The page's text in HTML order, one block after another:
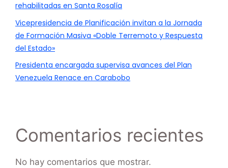
rehabilitadas en Santa Rosalía
Vicepresidencia de Planificación invitan a la Jornada
de Formación Masiva «Doble Terremoto y Respuesta
del Estado»
Presidenta encargada supervisa avances del Plan
Venezuela Renace en Carabobo
Comentarios recientes
No hay comentarios que mostrar.